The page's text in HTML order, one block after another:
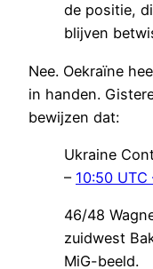
de positie,
blijven
Nee. Oekraïne
in handen.
bewijzen dat:
Ukraine
– 10:50
46/48
zuidwest
MiG-beeld.